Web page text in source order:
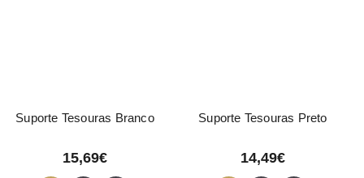
Suporte Tesouras Branco
15,69€
Suporte Tesouras Preto
14,49€